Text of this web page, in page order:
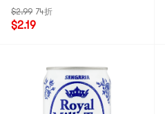
$2.99 74折
$2.19